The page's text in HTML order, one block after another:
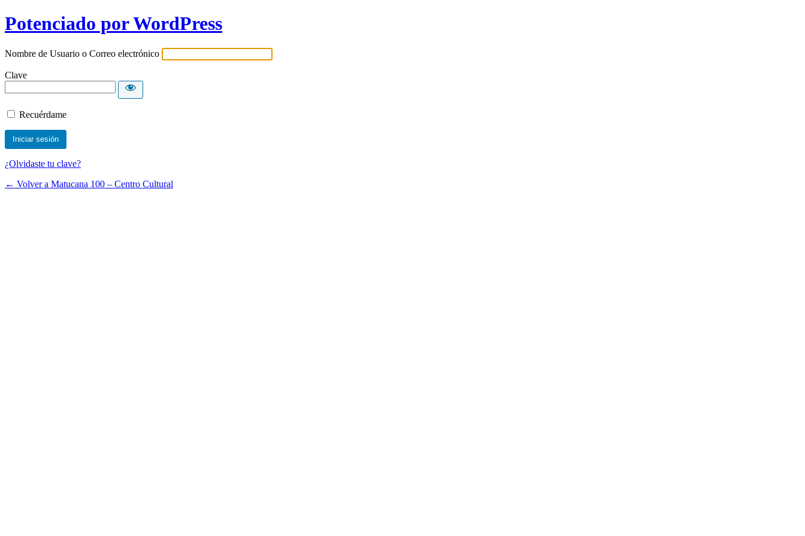
Potenciado por WordPress
Nombre de Usuario o Correo electrónico
Clave
Recuérdame
¿Olvidaste tu clave?
← Volver a Matucana 100 – Centro Cultural